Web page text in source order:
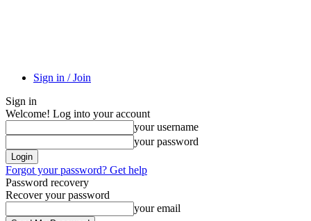
Sign in / Join
Sign in
Welcome! Log into your account
your username
your password
Forgot your password? Get help
Password recovery
Recover your password
your email